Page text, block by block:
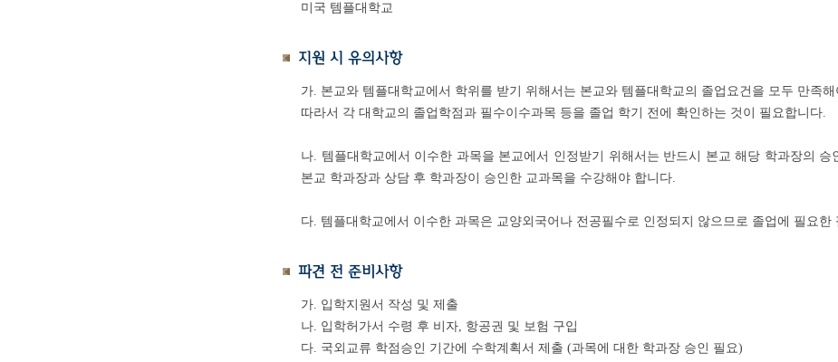
미국 템플대학교
지원 시 유의사항
가. 본교와 템플대학교에서 학위를 받기 위해서는 본교와 템플대학교의 졸업요건을 모두 만족해
따라서 각 대학교의 졸업학점과 필수이수과목 등을 졸업 학기 전에 확인하는 것이 필요합니다.
나. 템플대학교에서 이수한 과목을 본교에서 인정받기 위해서는 반드시 본교 해당 학과장의
본교 학과장과 상담 후 학과장이 승인한 교과목을 수강해야 합니다.
다. 템플대학교에서 이수한 과목은 교양외국어나 전공필수로 인정되지 않으므로 졸업에 필요
파견 전 준비사항
가. 입학지원서 작성 및 제출
나. 입학허가서 수령 후 비자, 항공권 및 보험 구입
다. 국외교류 학점승인 기간에 수학계획서 제출 (과목에 대한 학과장 승인 필요)